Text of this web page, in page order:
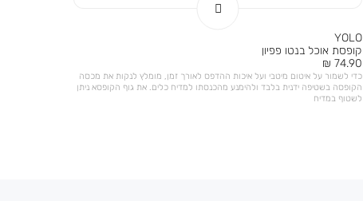
YOLO
קופסת אוכל בנטו פפיון
מחיר
מוצר
74.90 ₪
כדי לשמור על איטום מיטבי ועל איכות ההדפס לאורך זמן, מומלץ לנקות את מכסה
הקופסה בשטיפה ידנית בלבד ולהימנע מהכנסתו למדיח כלים. את גוף הקופסא ניתן
לשטוף במדיח